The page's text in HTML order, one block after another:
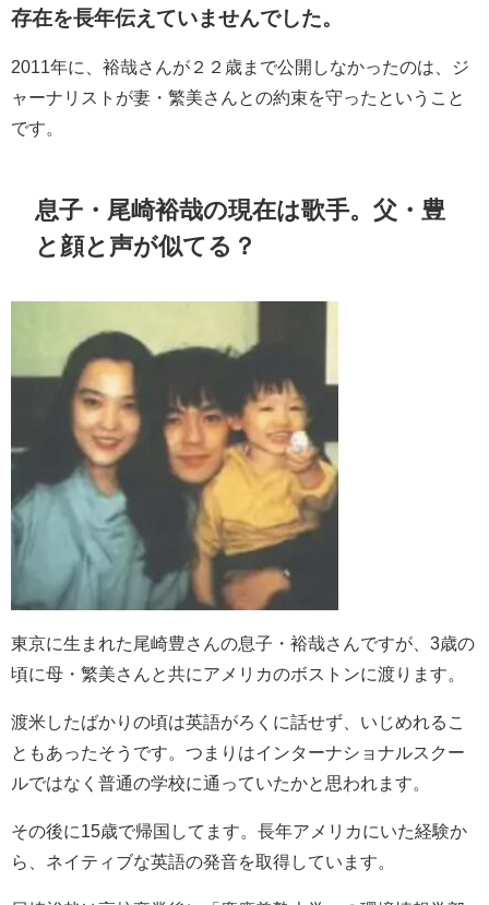
存在を長年伝えていませんでした。
2011年に、 裕哉さんが２２歳まで公開しなかったのは、ジ
ャーナリストが妻・繁美さんとの約束を守ったということ
です。
息子・尾崎裕哉の現在は歌手。父・豊
と顔と声が似てる？
東京に生まれた尾崎豊さんの息子・ 裕哉さんですが、3歳の
頃に母・繁美さんと共にアメリカのボストンに渡ります。
渡米したばかりの頃は英語がろくに話せず、いじめれるこ
ともあったそうです。つまりはインターナショナルスクー
ルではなく普通の学校に通っていたかと思われます。
その後に15歳で帰国してます。長年アメリカにいた経験か
ら、ネイティブな英語の発音を取得しています。